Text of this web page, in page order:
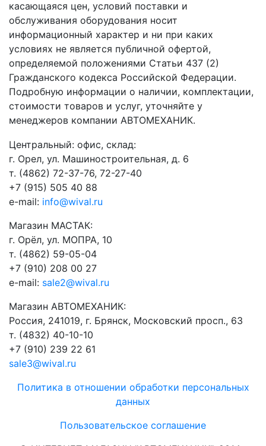
касающаяся цен, условий поставки и
обслуживания оборудования носит
информационный характер и ни при каких
условиях не является публичной офертой,
определяемой положениями Статьи 437 (2)
Гражданского кодекса Российской Федерации.
Подробную информации о наличии, комплектации,
стоимости товаров и услуг, уточняйте у
менеджеров компании АВТОМЕХАНИК.
​Центральный: офис, склад:
г. Орел, ул. Машиностроительная, д. 6
т. (4862) 72-37-76, 72-27-40
+7 (915) 505 40 88
e-mail: info@wival.ru
Магазин МАСТАК:
г. Орёл, ул. МОПРА, 10
т. (4862) 59-05-04
+7 (910) 208 00 27
e-mail: sale2@wival.ru
Магазин АВТОМЕХАНИК:
Россия, 241019, г. Брянск, Московский просп., 63
т. (4832) 40-10-10
+7 (910) 239 22 61
sale3@wival.ru
Политика в отношении обработки персональных
данных
Пользовательское соглашение